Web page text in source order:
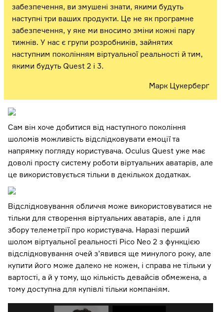
забезпечення, ви змушені знати, якими будуть
наступні три ваших продукти. Це не як програмне
забезпечення, у яке ми вносимо зміни кожні пару
тижнів. У нас є групи розробників, зайнятих
наступним поколінням віртуальної реальності й тим,
якими будуть Quest 2 і 3.
Марк Цукерберґ
Сам він хоче добитися від наступного покоління
шоломів можливість відслідковувати емоції та
напрямку погляду користувача. Oculus Quest уже має
доволі просту систему роботи віртуальних аватарів, але
це використовується тільки в декількох додатках.
Відслідковування обличчя може використовуватися не
тільки для створення віртуальних аватарів, але і для
збору телеметрії про користувача. Наразі перший
шолом віртуальної реальності Pico Neo 2 з функцією
відслідковування очей з’явився ще минулого року, але
купити його може далеко не кожен, і справа не тільки у
вартості, а й у тому, що кількість девайсів обмежена, а
тому доступна для купівлі тільки компаніям.